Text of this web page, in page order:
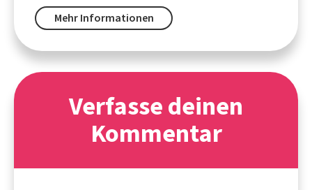
Mehr Informationen
Verfasse deinen
Kommentar